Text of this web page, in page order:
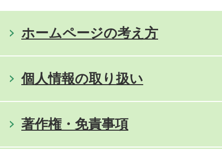
ホームページの考え方
個人情報の取り扱い
著作権・免責事項